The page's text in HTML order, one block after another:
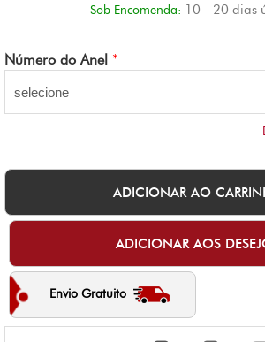
Sob Encomenda: 10 - 20 dias
Número do Anel *
Envio Gratuito